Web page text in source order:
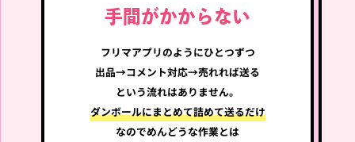
買取強化中!! 買取強化中!!
RIIZE
手間がかからない
フリマアプリのようにひとつずつ
出品→コメント対応→売れれば送る
という流れはありません。
ダンボールにまとめて詰めて送るだけ
なのでめんどうな作業とは